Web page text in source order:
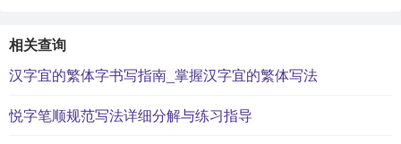
相关查询
汉字宜的繁体字书写指南_掌握汉字宜的繁体写法
悦字笔顺规范写法详细分解与练习指导